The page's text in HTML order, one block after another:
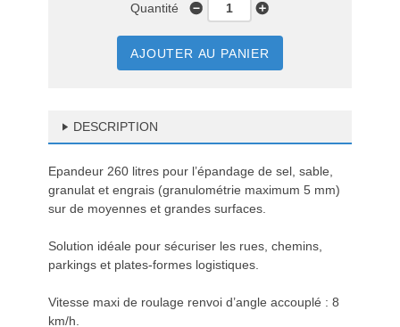
Quantité
AJOUTER AU PANIER
DESCRIPTION
Epandeur 260 litres pour l’épandage de sel, sable,
granulat et engrais (granulométrie maximum 5 mm)
sur de moyennes et grandes surfaces.
Solution idéale pour sécuriser les rues, chemins,
parkings et plates-formes logistiques.
Vitesse maxi de roulage renvoi d’angle accouplé : 8
km/h.